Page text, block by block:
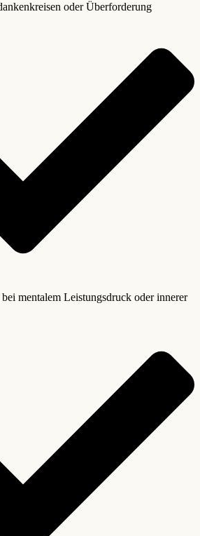
oder Überforderung
mentalem Leistungsdruck oder innerer